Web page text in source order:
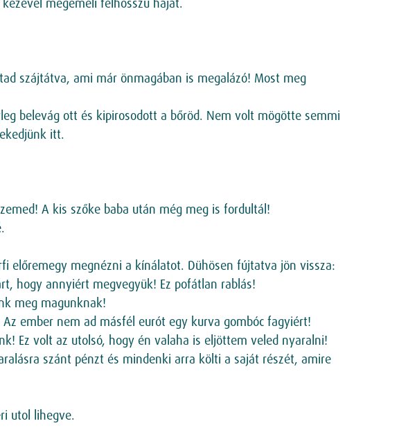
megemeli félhosszú haját.
szájtátva, ami már önmagában is megalázó! Most meg
belevág ott és kipirosodott a bőröd. Nem volt mögötte semmi
itt.
A kis szőke baba után még meg is fordultál!
előremegy megnézni a kínálatot. Dühösen fújtatva jön vissza:
hogy annyiért megvegyük! Ez pofátlan rablás!
meg magunknak!
ember nem ad másfél eurót egy kurva gombóc fagyiért!
Ez volt az utolsó, hogy én valaha is eljöttem veled nyaralni!
szánt pénzt és mindenki arra költi a saját részét, amire
utol lihegve.